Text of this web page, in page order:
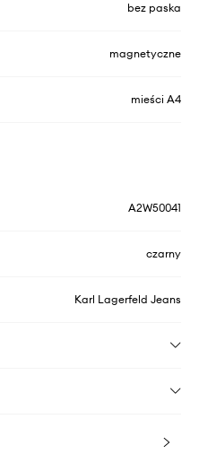
bez paska
magnetyczne
mieści A4
A2W50041
czarny
Karl Lagerfeld Jeans